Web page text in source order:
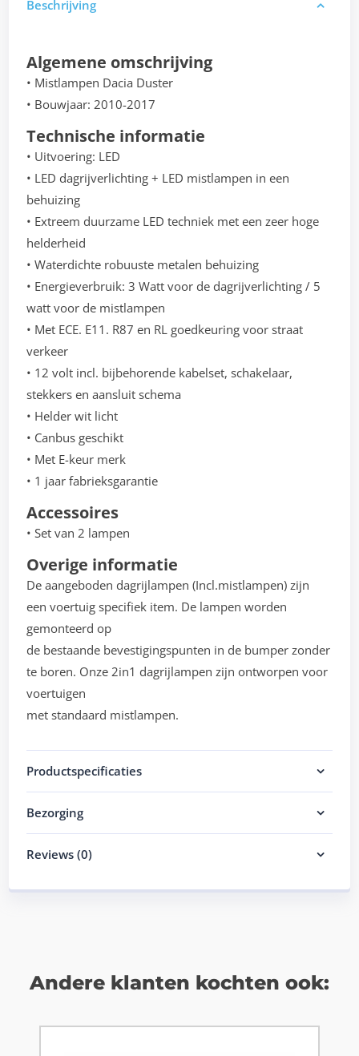
Beschrijving
Algemene omschrijving
• Mistlampen Dacia Duster
• Bouwjaar: 2010-2017
Technische informatie
• Uitvoering: LED
• LED dagrijverlichting + LED mistlampen in een
behuizing
• Extreem duurzame LED techniek met een zeer hoge
helderheid
• Waterdichte robuuste metalen behuizing
• Energieverbruik: 3 Watt voor de dagrijverlichting / 5
watt voor de mistlampen
• Met ECE. E11. R87 en RL goedkeuring voor straat
verkeer
• 12 volt incl. bijbehorende kabelset, schakelaar,
stekkers en aansluit schema
• Helder wit licht
• Canbus geschikt
• Met E-keur merk
• 1 jaar fabrieksgarantie
Accessoires
• Set van 2 lampen
Overige informatie
De aangeboden dagrijlampen (Incl.mistlampen) zijn
een voertuig specifiek item. De lampen worden
gemonteerd op
de bestaande bevestigingspunten in de bumper zonder
te boren. Onze 2in1 dagrijlampen zijn ontworpen voor
voertuigen
met standaard mistlampen.
Productspecificaties
Bezorging
Reviews (0)
Andere klanten kochten ook: